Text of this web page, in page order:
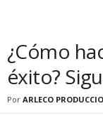
¿Cómo
éxito?
Por ARLECO